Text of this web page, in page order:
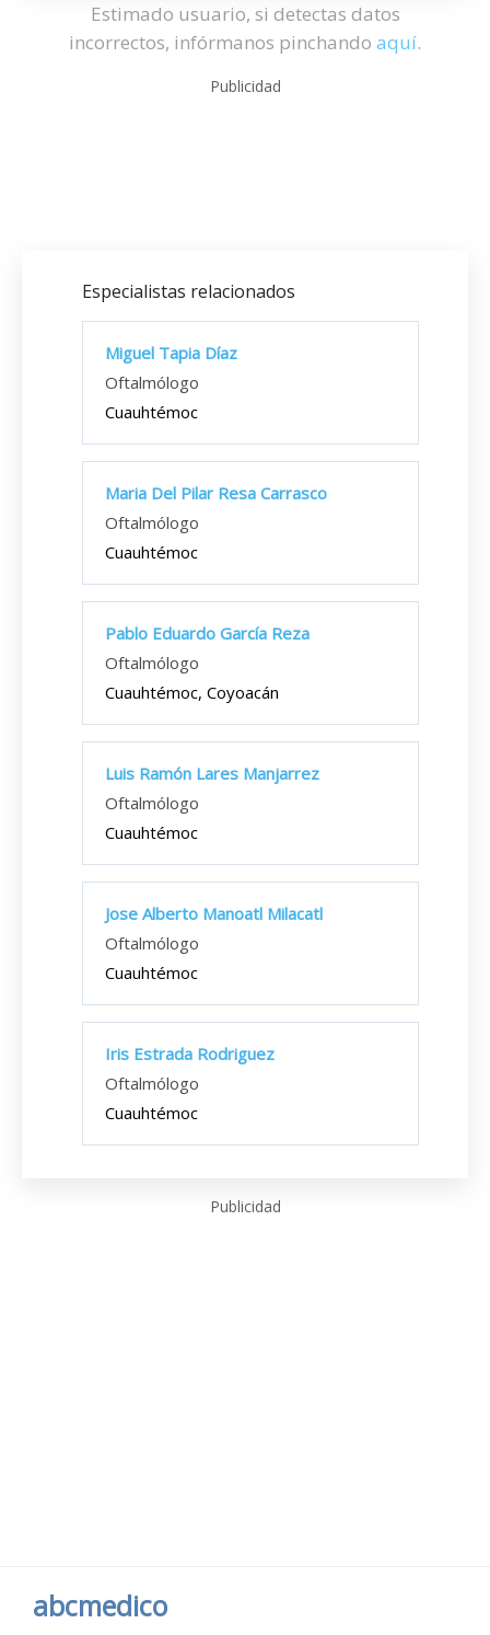
Estimado usuario, si detectas datos
incorrectos, infórmanos pinchando aquí.
Publicidad
Especialistas relacionados
Miguel Tapia Díaz
Oftalmólogo
Cuauhtémoc
Maria Del Pilar Resa Carrasco
Oftalmólogo
Cuauhtémoc
Pablo Eduardo García Reza
Oftalmólogo
Cuauhtémoc, Coyoacán
Luis Ramón Lares Manjarrez
Oftalmólogo
Cuauhtémoc
Jose Alberto Manoatl Milacatl
Oftalmólogo
Cuauhtémoc
Iris Estrada Rodriguez
Oftalmólogo
Cuauhtémoc
Publicidad
abcmedico